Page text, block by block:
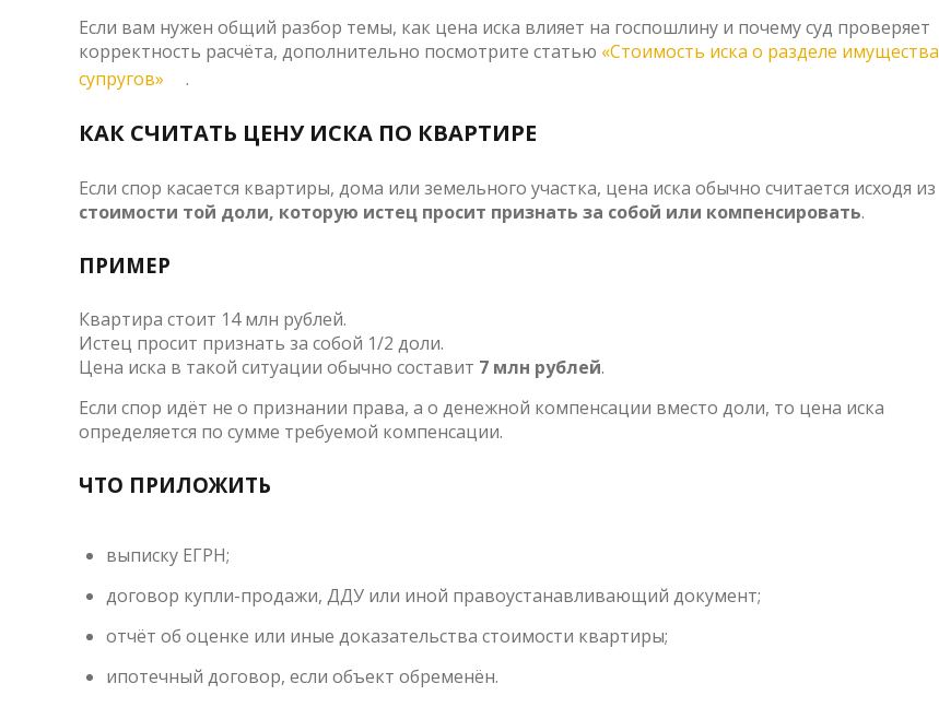
Если вам нужен общий разбор темы, как цена иска влияет на госпошлину и почему суд проверяет
корректность расчёта, дополнительно посмотрите статью «Стоимость иска о разделе имущества
супругов»
.
КАК СЧИТАТЬ ЦЕНУ ИСКА ПО КВАРТИРЕ
Если спор касается квартиры, дома или земельного участка, цена иска обычно считается исходя из
стоимости той доли, которую истец просит признать за собой или компенсировать.
ПРИМЕР
Квартира стоит 14 млн рублей.
Истец просит признать за собой 1/2 доли.
Цена иска в такой ситуации обычно составит 7 млн рублей.
Если спор идёт не о признании права, а о денежной компенсации вместо доли, то цена иска
определяется по сумме требуемой компенсации.
ЧТО ПРИЛОЖИТЬ
выписку ЕГРН;
договор купли-продажи, ДДУ или иной правоустанавливающий документ;
отчёт об оценке или иные доказательства стоимости квартиры;
ипотечный договор, если объект обременён.